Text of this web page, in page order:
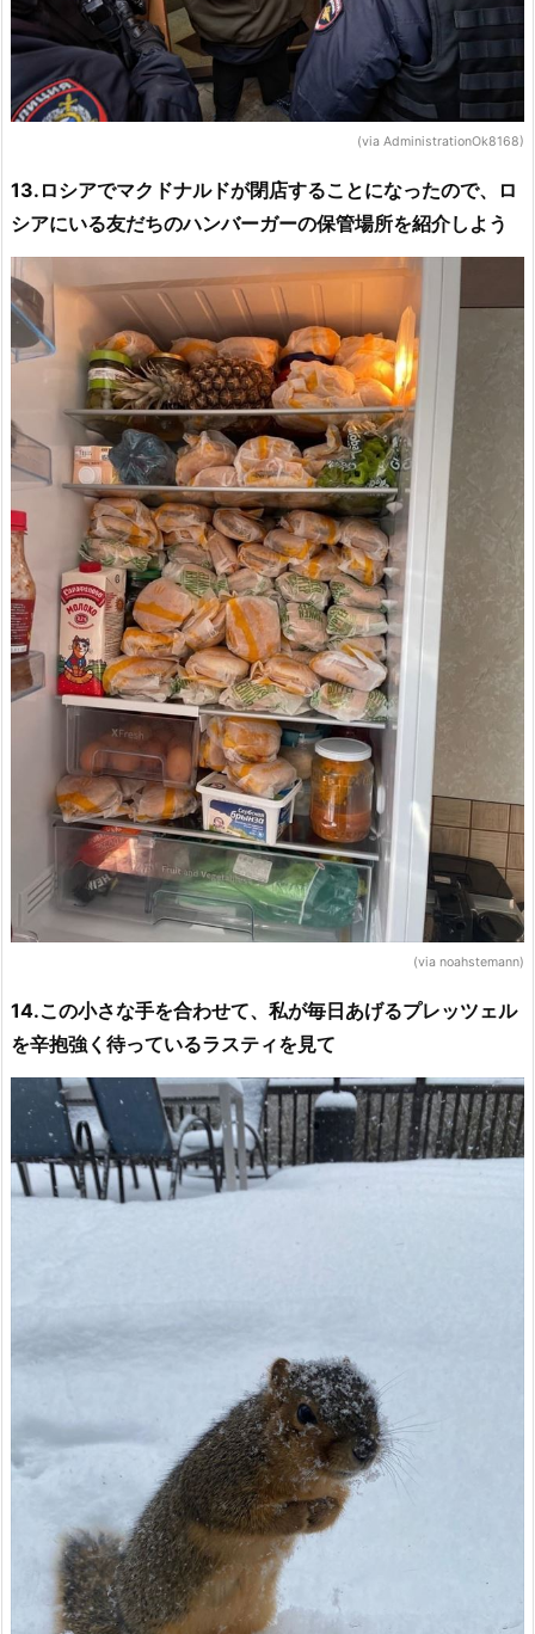
(via AdministrationOk8168)
13.ロシアでマクドナルドが閉店することになったので、ロ
シアにいる友だちのハンバーガーの保管場所を紹介しよう
(via noahstemann)
14.この小さな手を合わせて、私が毎日あげるプレッツェル
を辛抱強く待っているラスティを見て